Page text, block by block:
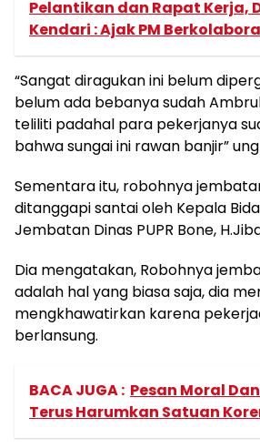
Pelantikan dan Rapat Kerja,
Kendari : Ajak PM
“Sangat diragukan ini belum
belum ada bebanya sudah
teliliti padahal para pekerjanya
bahwa sungai ini rawan banjir”
Sementara itu, robohnya
ditanggapi santai oleh Kepala
Jembatan Dinas PUPR Bone,
Dia mengatakan, Robohnya
adalah hal yang biasa saja, dia
mengkhawatirkan karena
berlansung.
BACA JUGA : Pesan Moral
Terus Harumkan Satuan